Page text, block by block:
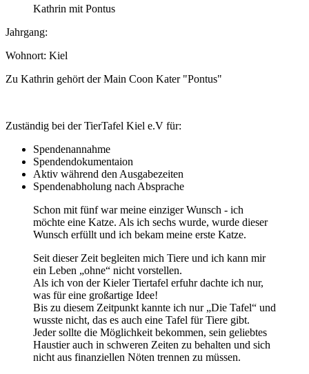
Kathrin mit Pontus
Jahrgang:
Wohnort: Kiel
Zu Kathrin gehört der Main Coon Kater "Pontus"
Zuständig bei der TierTafel Kiel e.V für:
Spendenannahme
Spendendokumentaion
Aktiv während den Ausgabezeiten
Spendenabholung nach Absprache
Schon mit fünf war meine einziger Wunsch - ich
möchte eine Katze. Als ich sechs wurde, wurde dieser
Wunsch erfüllt und ich bekam meine erste Katze.
Seit dieser Zeit begleiten mich Tiere und ich kann mir
ein Leben „ohne“ nicht vorstellen.
Als ich von der Kieler Tiertafel erfuhr dachte ich nur,
was für eine großartige Idee!
Bis zu diesem Zeitpunkt kannte ich nur „Die Tafel“ und
wusste nicht, das es auch eine Tafel für Tiere gibt.
Jeder sollte die Möglichkeit bekommen, sein geliebtes
Haustier auch in schweren Zeiten zu behalten und sich
nicht aus finanziellen Nöten trennen zu müssen.